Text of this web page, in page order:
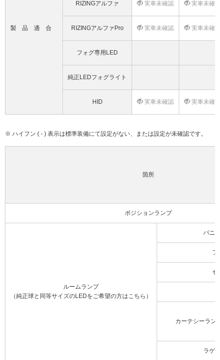
製品適合
RIZINGアルファ 実車未確認 実車未確
RIZINGアルファPro 実車未確認 実車未確
フォグ専用LED
純正LEDフォグライト
HID 実車未確認 実車未確
※ ハイフン ( - ) 表示は標準装備にて設定がない、または設定が未確認です。
箇所
ポジションランプ
ルームランプ
（純正球と同等サイズのLEDをご希望の方はこちら）
バニ
フ
セ
カーテシーラン
ラゲ